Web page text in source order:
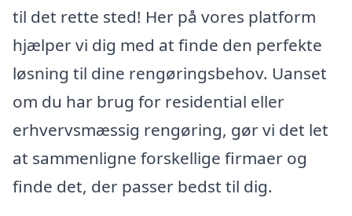
til det rette sted! Her på vores platform
hjælper vi dig med at finde den perfekte
løsning til dine rengøringsbehov. Uanset
om du har brug for residential eller
erhvervsmæssig rengøring, gør vi det let
at sammenligne forskellige firmaer og
finde det, der passer bedst til dig.